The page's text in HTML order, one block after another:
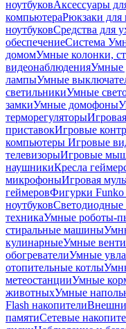
ноутбуковАксессуары
компьютераРюкзаки для
ноутбуковСредства для
обеспечениеСистема
домомУмные колонки,
видеонаблюденияУмные
лампыУмные
светильникиУмные
замкиУмные домофоны
терморегуляторы
приставокИгровые
компьютеры Игровые
телевизорыИгровые
наушникиКресла
микрофоныИгровая
геймеровФигурки Funko
ноутбуковСветодиодные
техникаУмные роботы-
стиральные машины
кулинарныеУмные
обогревателиУмные
отопительные котлы
метеостанцииУмные
животныхУмные
Flash накопители
памятиСетевые